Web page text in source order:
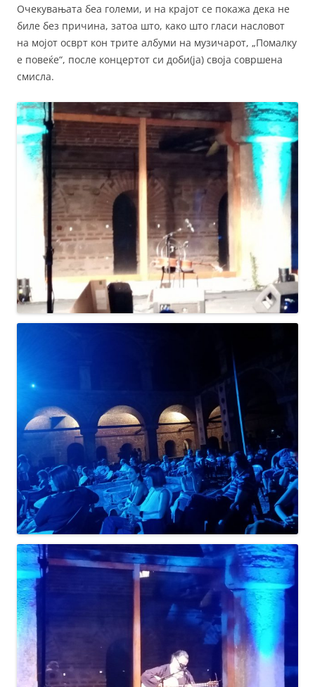
Очекувањата беа големи, и на крајот се покажа дека не
биле без причина, затоа што, како што гласи насловот
на мојот осврт кон трите албуми на музичарот, „Помалку
е повеќе“, после концертот си доби(ја) своја совршена
смисла.